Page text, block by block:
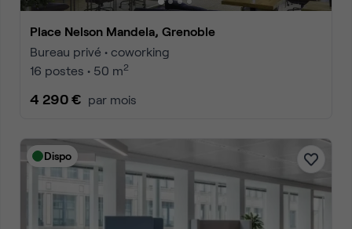
Place Nelson Mandela, Grenoble
Bureau privé • coworking
16 postes • 50 m2
4 290 € par mois
Dispo